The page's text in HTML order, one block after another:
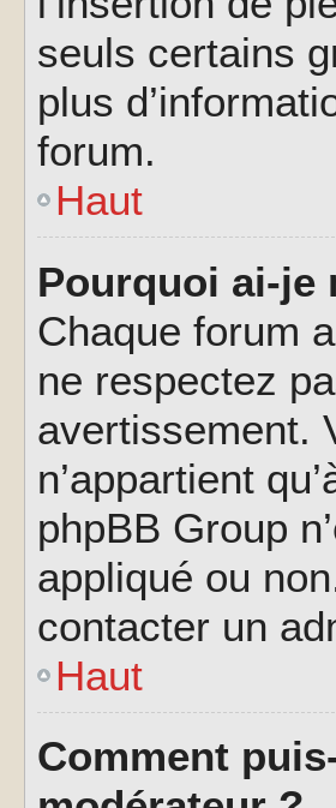
seuls certains
plus
forum.
Haut
Pourquoi ai-je
Chaque forum
ne respectez
avertissement.
n’appartient
phpBB Group
appliqué ou
contacter un
Haut
Comment